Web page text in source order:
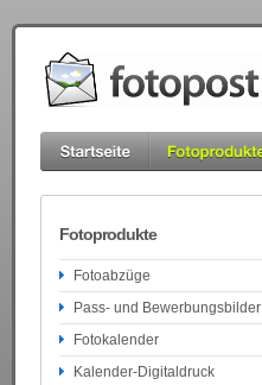
Fotoprodukte
Fotoabzüge
Pass- und Bewerbungsbilder
Fotokalender
Kalender-Digitaldruck